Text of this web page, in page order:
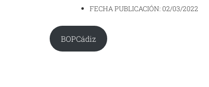
FECHA PUBLICACIÓN: 02/03/2022
BOPCádiz